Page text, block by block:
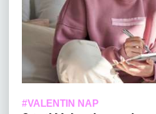
#VALENTIN NAP